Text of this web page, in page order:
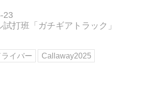
23
試打班「ガチギアトラック」
ライバー
Callaway2025